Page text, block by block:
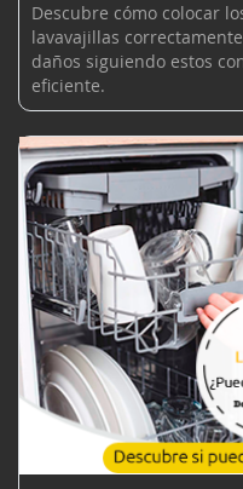
Descubre cómo colocar
lavavajillas
daños siguiendo estos
eficiente.